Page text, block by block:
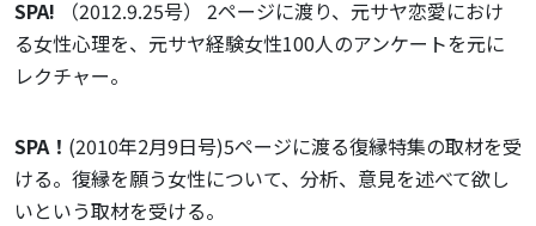
SPA! （2012.9.25号） 2ページに渡り、元サヤ恋愛におけ
る女性心理を、元サヤ経験女性100人のアンケートを元に
レクチャー。
SPA！ (2010年2月9日号)5ページに渡る復縁特集の取材を受
ける。復縁を願う女性について、分析、意見を述べて欲し
いという取材を受ける。